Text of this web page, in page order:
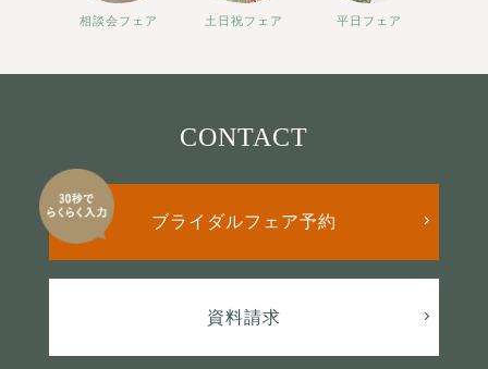
相談会フェア 土日祝フェア 平日フェア
CONTACT
ブライダルフェア予約
資料請求